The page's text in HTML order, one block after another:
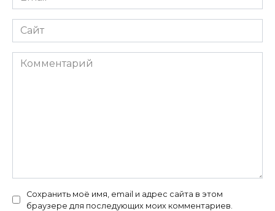
*
Сайт
Комментарий
Сохранить моё имя, email и адрес сайта в этом
браузере для последующих моих комментариев.